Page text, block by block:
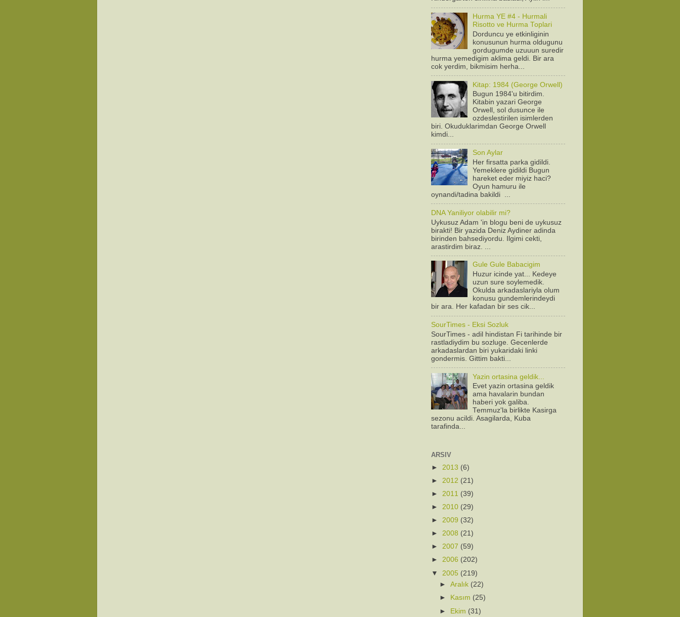
Hurma YE #4 - Hurmali
Risotto ve Hurma Toplari
Dorduncu ye etkinliginin
konusunun hurma oldugunu
gordugumde uzuuun suredir
hurma yemedigim aklima geldi. Bir ara
cok yerdim, bikmisim herha...
Kitap: 1984 (George Orwell)
Bugun 1984'u bitirdim.
Kitabin yazari George
Orwell, sol dusunce ile
ozdeslestirilen isimlerden
biri. Okuduklarimdan George Orwell
kimdi...
Son Aylar
Her firsatta parka gidildi.
Yemeklere gidildi Bugun
hareket eder miyiz haci?
Oyun hamuru ile
oynandi/tadina bakildi ...
DNA Yaniliyor olabilir mi?
Uykusuz Adam 'in blogu beni de uykusuz
birakti! Bir yazida Deniz Aydiner adinda
birinden bahsediyordu. Ilgimi cekti,
arastirdim biraz. ...
Gule Gule Babacigim
Huzur icinde yat... Kedeye
uzun sure soylemedik.
Okulda arkadaslariyla olum
konusu gundemlerindeydi
bir ara. Her kafadan bir ses cik...
SourTimes - Eksi Sozluk
SourTimes - adil hindistan Fi tarihinde bir
rastladiydim bu sozluge. Gecenlerde
arkadaslardan biri yukaridaki linki
gondermis. Gittim bakti...
Yazin ortasina geldik...
Evet yazin ortasina geldik
ama havalarin bundan
haberi yok galiba.
Temmuz'la birlikte Kasirga
sezonu acildi. Asagilarda, Kuba
tarafinda...
ARSIV
► 2013 (6)
► 2012 (21)
► 2011 (39)
► 2010 (29)
► 2009 (32)
► 2008 (21)
► 2007 (59)
► 2006 (202)
▼ 2005 (219)
►Aralık (22)
►
Kasım (25)
► Ekim (31)